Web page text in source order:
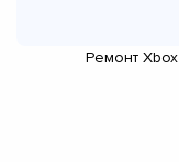
Ремонт Xbox